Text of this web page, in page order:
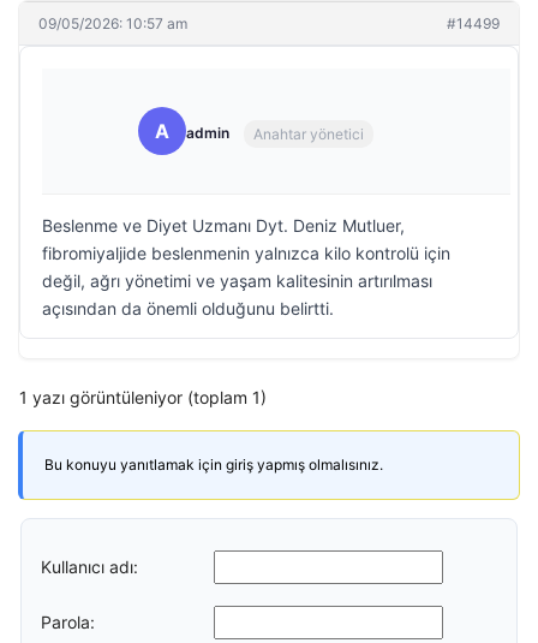
09/05/2026: 10:57 am #14499
A admin Anahtar yönetici
Beslenme ve Diyet Uzmanı Dyt. Deniz Mutluer,
fibromiyaljide beslenmenin yalnızca kilo kontrolü için
değil, ağrı yönetimi ve yaşam kalitesinin artırılması
açısından da önemli olduğunu belirtti.
1 yazı görüntüleniyor (toplam 1)
Bu konuyu yanıtlamak için giriş yapmış olmalısınız.
Kullanıcı adı:
Parola: